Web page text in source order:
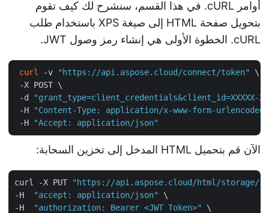
أوامر cURL. في هذا القسم، سنشرح لك كيف تقوم
بتحويل صفحة HTML إلى صيغة XPS باستخدام طلب
cURL. الخطوة الأولى هي إنشاء رمز وصول JWT.
curl -v "https://api.aspose.cloud/connect/token" \
-X POST \
-d "grant_type=client_credentials&client_id=XXXXX-
-H "Content-Type: application/x-www-form-
-H "Accept: application/json"
الآن قم بتحميل HTML المدخل إلى تخزين السحابة:
curl -X PUT "https://api.aspose.cloud/html/
-H "accept: application/json" \
-H "authorization: Bearer <JWT Token>" \